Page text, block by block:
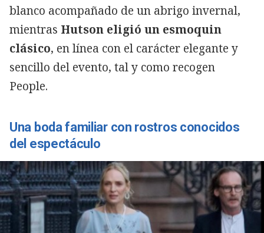
blanco acompañado de un abrigo invernal,
mientras Hutson eligió un esmoquin
clásico, en línea con el carácter elegante y
sencillo del evento, tal y como recogen
People.
Una boda familiar con rostros conocidos
del espectáculo